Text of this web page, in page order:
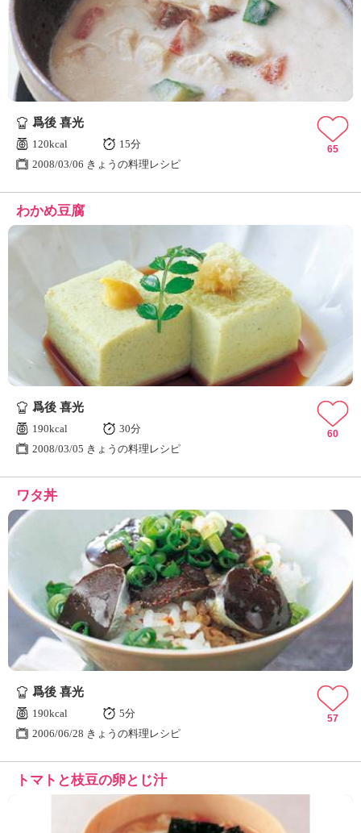
爲後 喜光
120kcal
15分
2008/03/06 きょうの料理レシピ
65
わかめ豆腐
爲後 喜光
190kcal
30分
2008/03/05 きょうの料理レシピ
60
ワタ丼
爲後 喜光
190kcal
5分
2006/06/28 きょうの料理レシピ
57
トマトと枝豆の卵とじ汁